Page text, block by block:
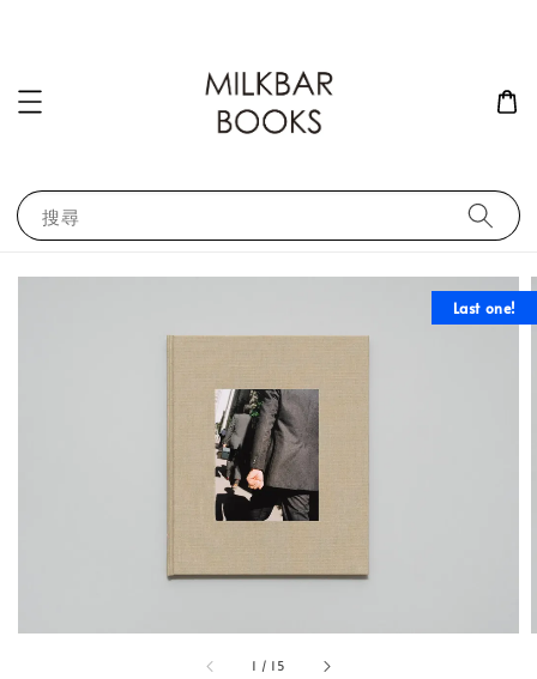
搜尋
1 / 15
Last one!